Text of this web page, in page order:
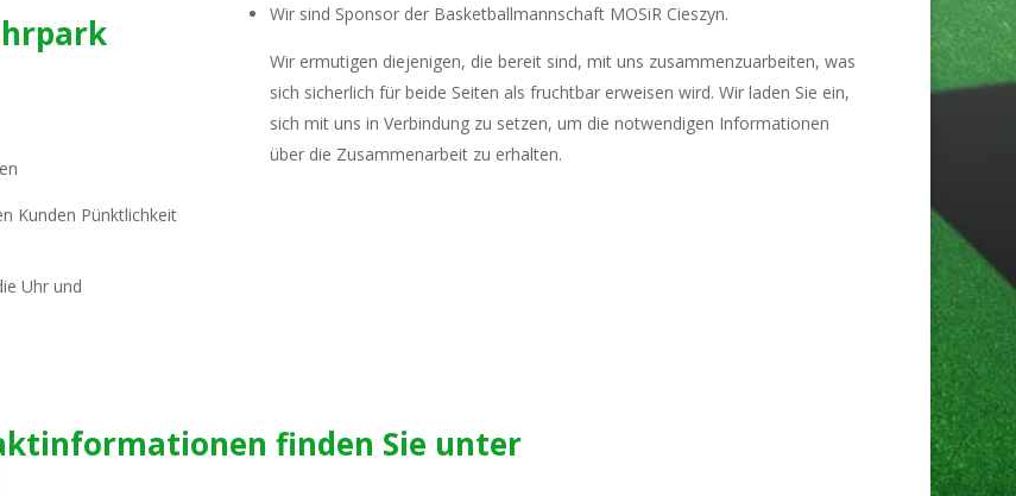
Kunden Pünktlichkeit
Uhr und
Wir sind Sponsor der Basketballmannschaft MOSiR Cieszyn.
Wir ermutigen diejenigen, die bereit sind, mit uns zusammenzuarbeiten, was
sich sicherlich für beide Seiten als fruchtbar erweisen wird. Wir laden Sie ein,
sich mit uns in Verbindung zu setzen, um die notwendigen Informationen
über die Zusammenarbeit zu erhalten.
finden Sie unter